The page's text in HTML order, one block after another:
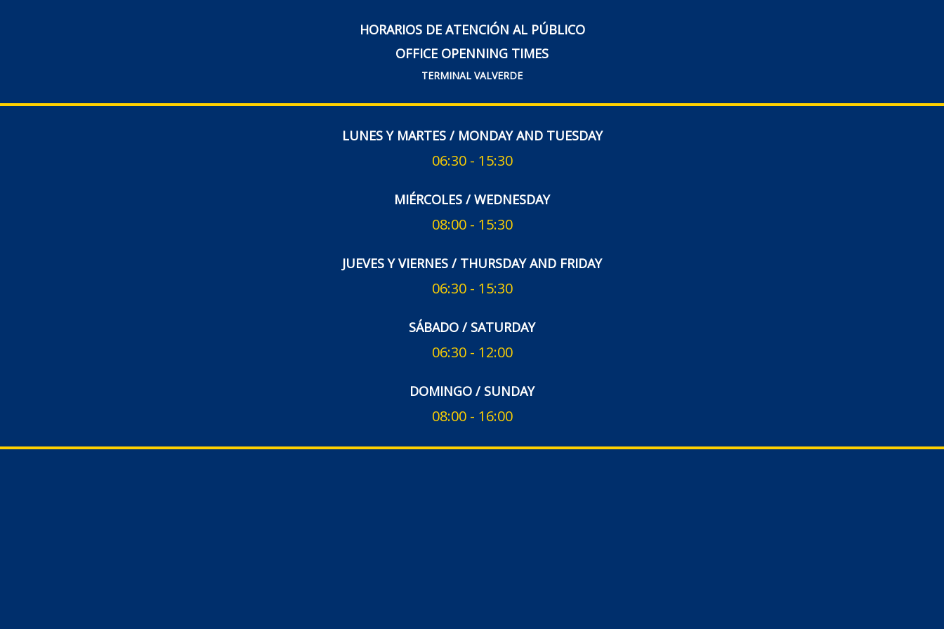
HORARIOS DE ATENCIÓN AL PÚBLICO
OFFICE OPENNING TIMES
TERMINAL VALVERDE
LUNES Y MARTES / MONDAY AND TUESDAY
06:30 - 15:30
MIÉRCOLES / WEDNESDAY
08:00 - 15:30
JUEVES Y VIERNES / THURSDAY AND FRIDAY
06:30 - 15:30
SÁBADO / SATURDAY
06:30 - 12:00
DOMINGO / SUNDAY
08:00 - 16:00